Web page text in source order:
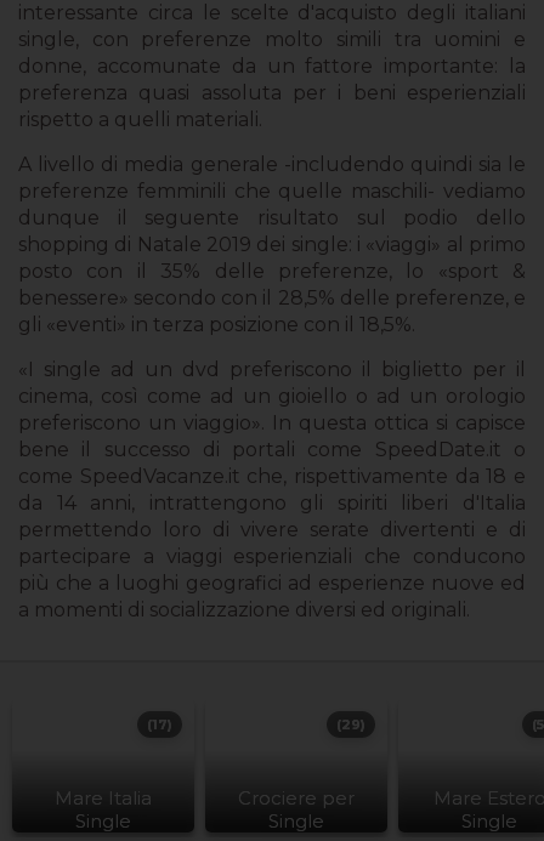
interessante circa le scelte d'acquisto degli italiani
single, con preferenze molto simili tra uomini e
donne, accomunate da un fattore importante: la
preferenza quasi assoluta per i beni esperienziali
rispetto a quelli materiali.
A livello di media generale -includendo quindi sia le
preferenze femminili che quelle maschili- vediamo
dunque il seguente risultato sul podio dello
shopping di Natale 2019 dei single: i «viaggi» al primo
posto con il 35% delle preferenze, lo «sport &
benessere» secondo con il 28,5% delle preferenze, e
gli «eventi» in terza posizione con il 18,5%.
«I single ad un dvd preferiscono il biglietto per il
cinema, così come ad un gioiello o ad un orologio
preferiscono un viaggio». In questa ottica si capisce
bene il successo di portali come SpeedDate.it o
come SpeedVacanze.it che, rispettivamente da 18 e
da 14 anni, intrattengono gli spiriti liberi d'Italia
permettendo loro di vivere serate divertenti e di
partecipare a viaggi esperienziali che conducono
più che a luoghi geografici ad esperienze nuove ed
a momenti di socializzazione diversi ed originali.
Mare Italia
Single
(17)
Crociere per
Single
(29)
Mare
Single